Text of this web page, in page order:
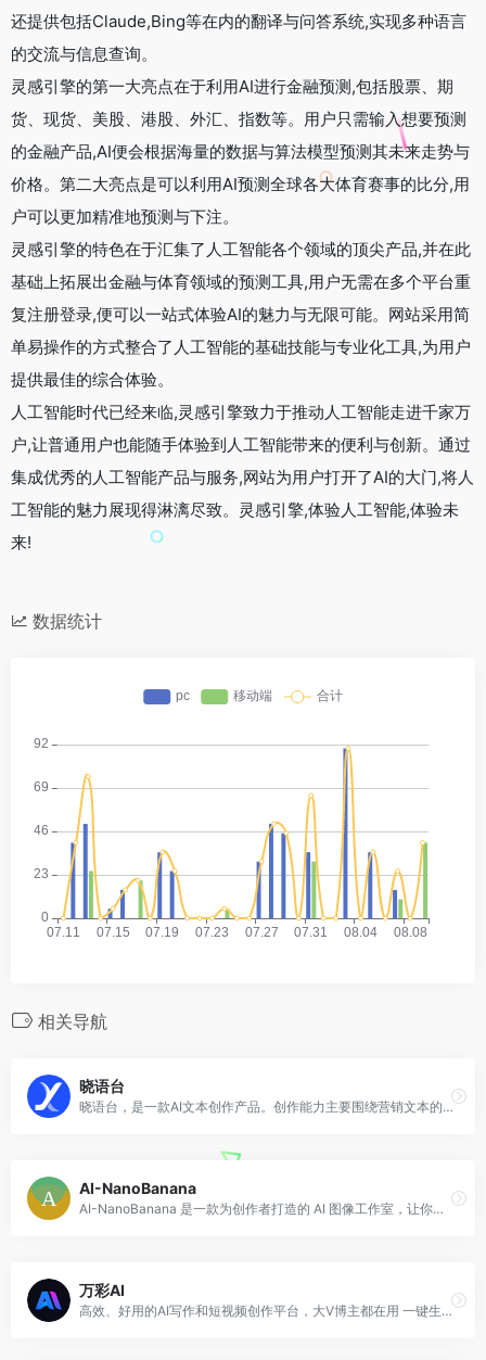
还提供包括Claude,Bing等在内的翻译与问答系统,实现多种语言
的交流与信息查询。
灵感引擎的第一大亮点在于利用AI进行金融预测,包括股票、期
货、现货、美股、港股、外汇、指数等。用户只需输入想要预测
的金融产品,AI便会根据海量的数据与算法模型预测其未来走势与
价格。第二大亮点是可以利用AI预测全球各大体育赛事的比分,用
户可以更加精准地预测与下注。
灵感引擎的特色在于汇集了人工智能各个领域的顶尖产品,并在此
基础上拓展出金融与体育领域的预测工具,用户无需在多个平台重
复注册登录,便可以一站式体验AI的魅力与无限可能。网站采用简
单易操作的方式整合了人工智能的基础技能与专业化工具,为用户
提供最佳的综合体验。
人工智能时代已经来临,灵感引擎致力于推动人工智能走进千家万
户,让普通用户也能随手体验到人工智能带来的便利与创新。通过
集成优秀的人工智能产品与服务,网站为用户打开了AI的大门,将人
工智能的魅力展现得淋漓尽致。灵感引擎,体验人工智能,体验未
来!
数据统计
相关导航
晓语台
晓语台，是一款AI文本创作产品。创作能力主要围绕营销文本的AI创作，晓语台覆盖了品牌与市调、商业媒体、社交媒体、搜索营销、数字广告、职场办公共六类全营销文本高维
AI-NanoBanana
AI-NanoBanana 是一款为创作者打造的 AI 图像工作室，让你轻松把创意变成高质量视觉作品。
万彩AI
高效、好用的AI写作和短视频创作平台，大V博主都在用 一键生成令人拍案叫绝的原创内容，大幅提高你的工作效率